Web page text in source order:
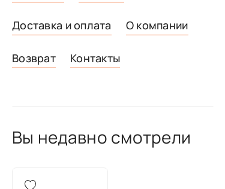
Доставка и оплата О компании
Возврат Контакты
Вы недавно смотрели